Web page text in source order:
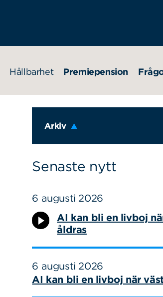
Hållbarhet Premiepension
Arkiv
Senaste nytt
6 augusti 2026
AI kan bli en livboj
åldras
6 augusti 2026
AI kan bli en livboj när